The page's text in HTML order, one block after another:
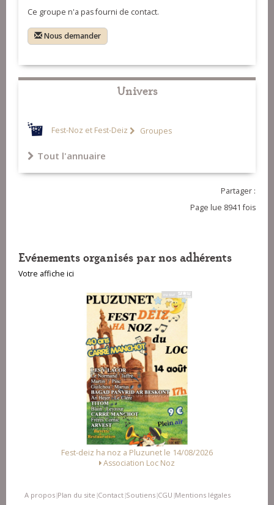
Ce groupe n'a pas fourni de contact.
Nous demander
Univers
Fest-Noz et Fest-Deiz Groupes
Tout l'annuaire
Partager :
Page lue 8941 fois
Evénements organisés par nos adhérents
Votre affiche ici
Fest-deiz ha noz a Pluzunet le 14/08/2026
Association Loc Noz
A propos Plan du site Contact Soutiens CGU Mentions légales